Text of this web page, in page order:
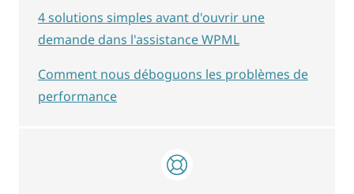
4 solutions simples avant d'ouvrir une
demande dans l'assistance WPML
Comment nous déboguons les problèmes de
performance